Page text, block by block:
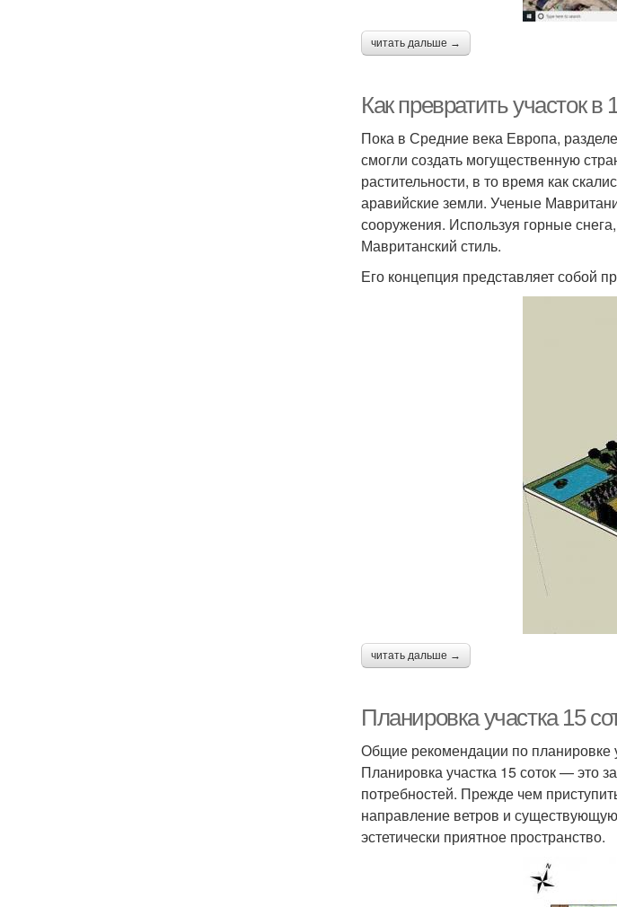
читать дальше →
Как превратить участок
Пока в Средние века Европа,
смогли создать могущественную
растительности, в то время как
аравийские земли. Ученые
сооружения. Используя горные
Мавританский стиль.
Его концепция представляет собой
читать дальше →
Планировка участка 15
Общие рекомендации по планировке
Планировка участка 15 соток — это
потребностей. Прежде чем
направление ветров и
эстетически приятное пространство.